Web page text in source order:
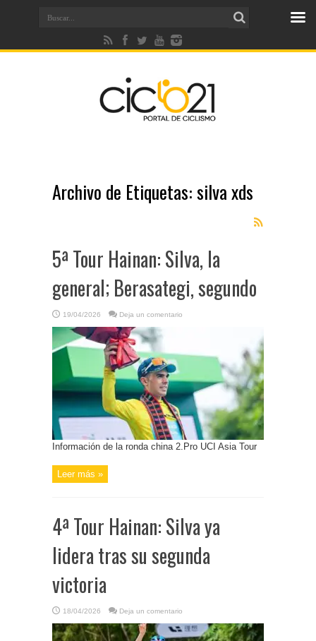
Archivo de Etiquetas:silva xds
5ª Tour Hainan: Silva, la
general; Berasategi, segundo
19/04/2026 Deja un comentario
Información de la ronda china 2.Pro UCI Asia Tour
Leer más »
4ª Tour Hainan: Silva ya
lidera tras su segunda
victoria
18/04/2026 Deja un comentario